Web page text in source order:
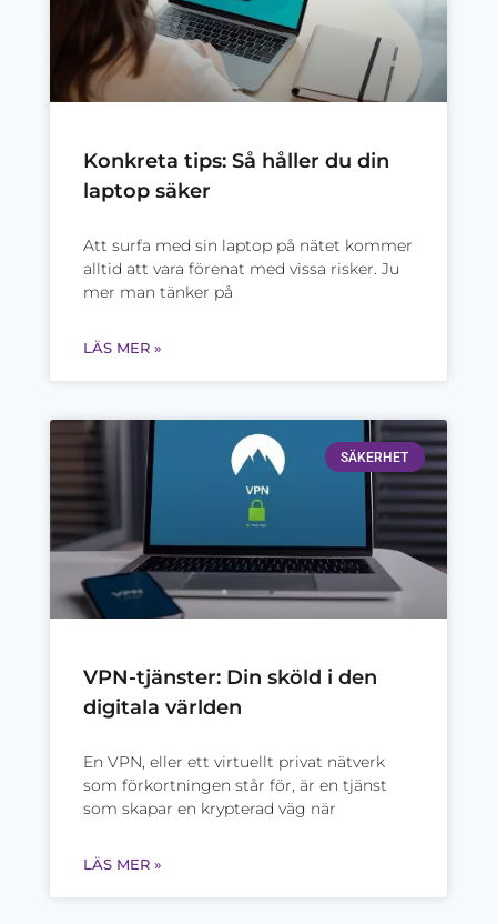
Konkreta tips: Så håller du din
laptop säker
Att surfa med sin laptop på nätet kommer
alltid att vara förenat med vissa risker. Ju
mer man tänker på
LÄS MER »
SÄKERHET
VPN-tjänster: Din sköld i den
digitala världen
En VPN, eller ett virtuellt privat nätverk
som förkortningen står för, är en tjänst
som skapar en krypterad väg när
LÄS MER »